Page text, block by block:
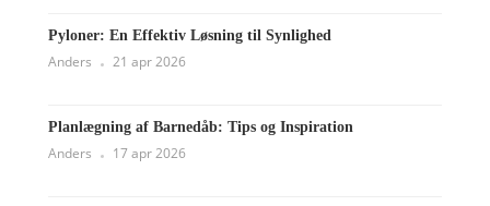
Pyloner: En Effektiv Løsning til Synlighed
Anders 21 apr 2026
Planlægning af Barnedåb: Tips og Inspiration
Anders 17 apr 2026